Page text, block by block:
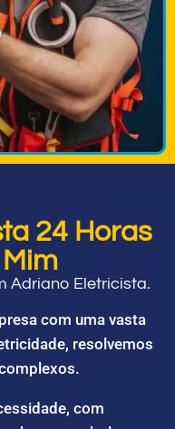
24 Horas
Adriano Eletricista.
com uma vasta
resolvemos
com